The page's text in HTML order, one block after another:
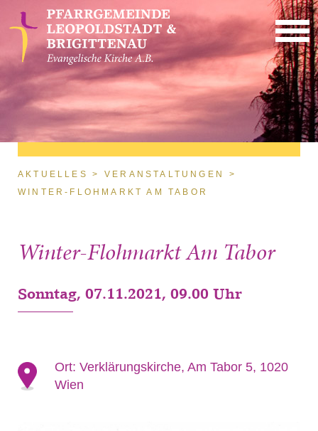
Direkt zum Inhalt
Sie sind hier
AKTUELLES
VERANSTALTUNGEN
WINTER-FLOHMARKT AM TABOR
Winter-Flohmarkt Am Tabor
Sonntag, 07.11.2021, 09.00 Uhr
Ort: Verklärungskirche, Am Tabor 5, 1020
Wien